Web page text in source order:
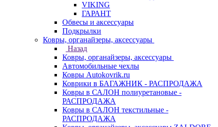
VIKING
ГАРАНТ
Обвесы и аксессуары
Подкрылки
Ковры, органайзеры, аксессуары
Назад
Ковры, органайзеры, аксессуары
Автомобильные чехлы
Ковры Autokovrik.ru
Коврики в БАГАЖНИК - РАСПРОДАЖА
Ковры в САЛОН полиуретановые -
РАСПРОДАЖА
Ковры в САЛОН текстильные -
РАСПРОДАЖА